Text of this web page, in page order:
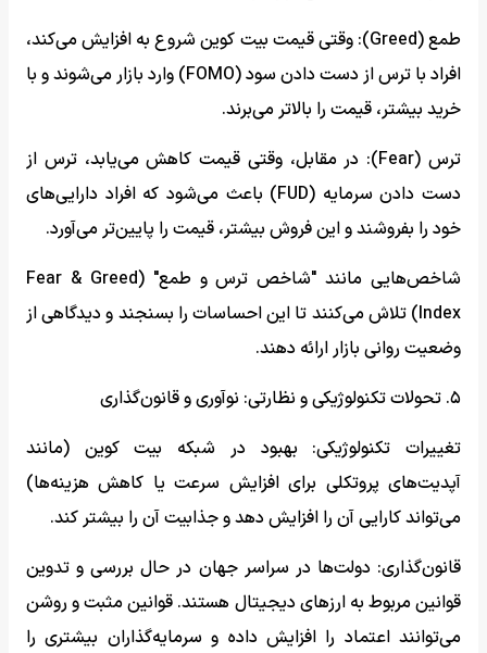
طمع (Greed): وقتی قیمت بیت کوین شروع به افزایش می‌کند،
افراد با ترس از دست دادن سود (FOMO) وارد بازار می‌شوند و با
خرید بیشتر، قیمت را بالاتر می‌برند.
ترس (Fear): در مقابل، وقتی قیمت کاهش می‌یابد، ترس از
دست دادن سرمایه (FUD) باعث می‌شود که افراد دارایی‌های
خود را بفروشند و این فروش بیشتر، قیمت را پایین‌تر می‌آورد.
شاخص‌هایی مانند "شاخص ترس و طمع" (Fear & Greed
Index) تلاش می‌کنند تا این احساسات را بسنجند و دیدگاهی از
وضعیت روانی بازار ارائه دهند.
۵. تحولات تکنولوژیکی و نظارتی: نوآوری و قانون‌گذاری
تغییرات تکنولوژیکی: بهبود در شبکه بیت کوین (مانند
آپدیت‌های پروتکلی برای افزایش سرعت یا کاهش هزینه‌ها)
می‌تواند کارایی آن را افزایش دهد و جذابیت آن را بیشتر کند.
قانون‌گذاری: دولت‌ها در سراسر جهان در حال بررسی و تدوین
قوانین مربوط به ارزهای دیجیتال هستند. قوانین مثبت و روشن
می‌توانند اعتماد را افزایش داده و سرمایه‌گذاران بیشتری را